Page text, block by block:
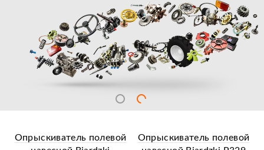
Опрыскиватель полевой
Опрыскиватель полевой